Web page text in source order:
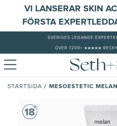
VI LANSERAR SKIN
FÖRSTA
SVERIGES LEDANDE
ÖVER 7200+ ★★★★★
STARTSIDA / MESOESTETIC